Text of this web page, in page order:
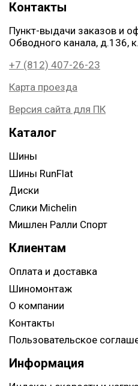
Контакты
Пункт-выдачи заказов и
Обводного канала, д.136,
+7 (812) 407-26-23
Карта проезда
Версия сайта для ПК
Каталог
Шины
Шины RunFlat
Диски
Слики Michelin
Мишлен Ралли Спорт
Клиентам
Оплата и доставка
Шиномонтаж
О компании
Контакты
Пользовательское
Информация